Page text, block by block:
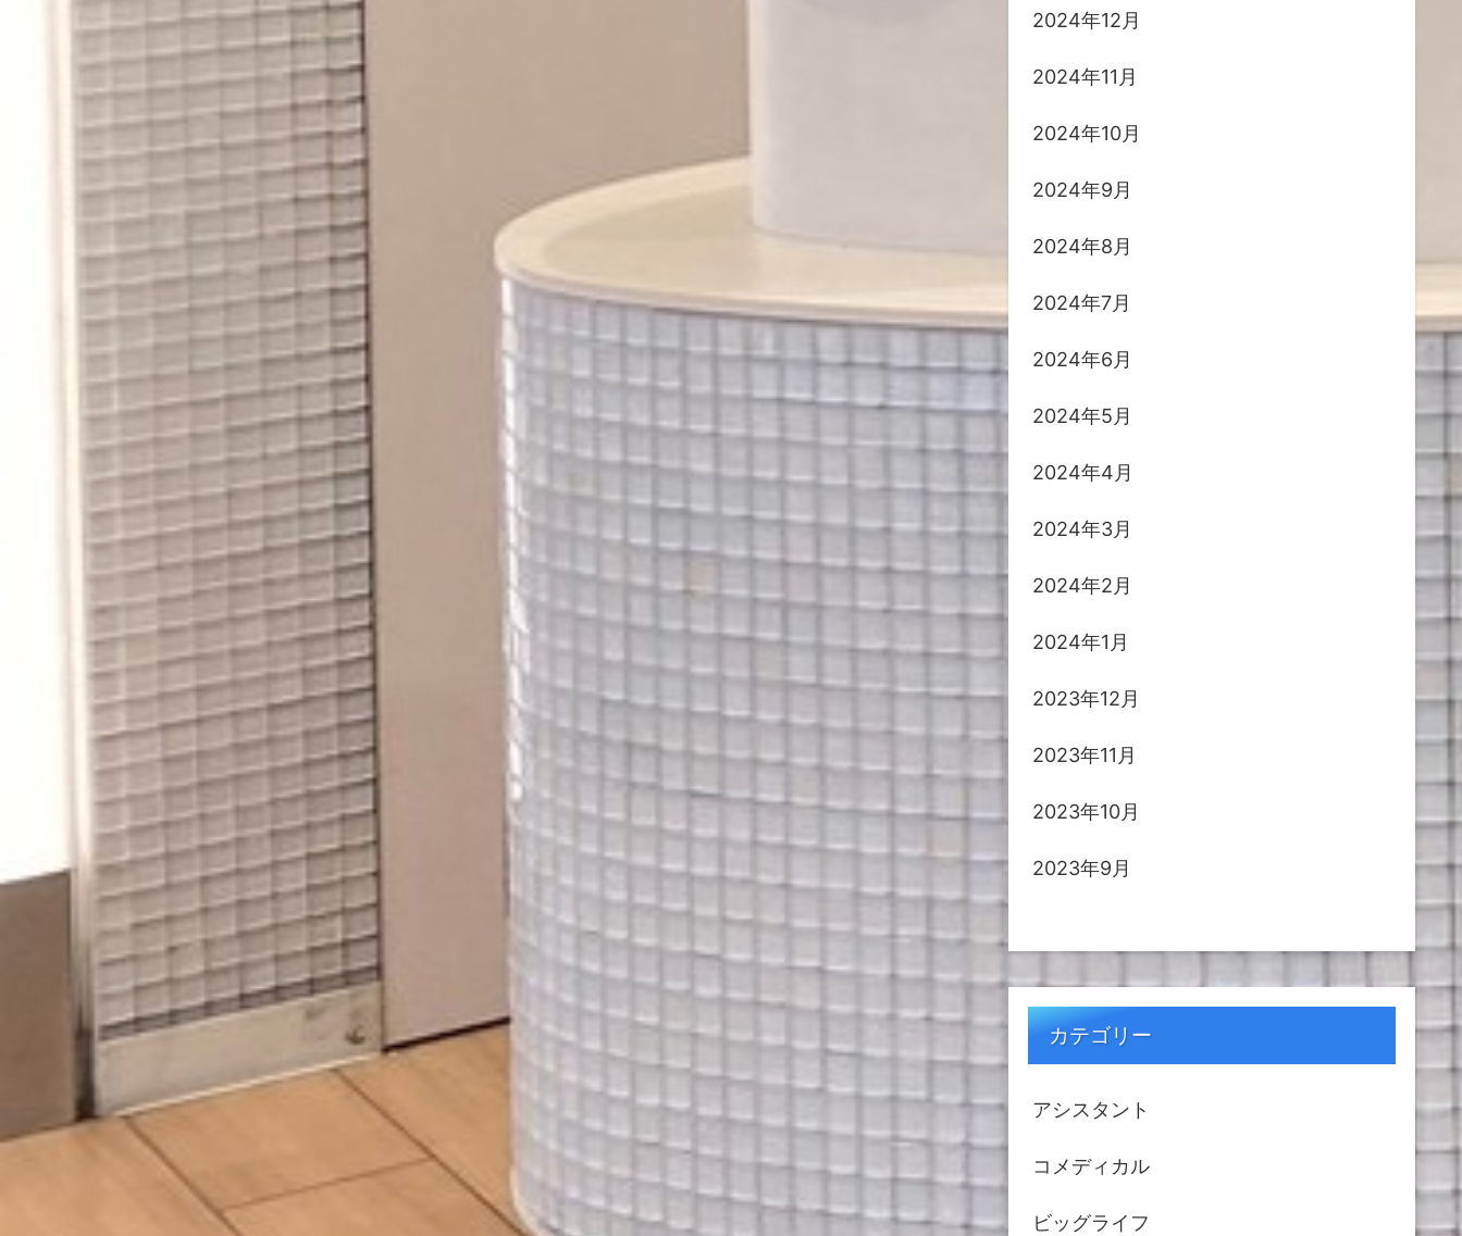
2024年12月
2024年11月
2024年10月
2024年9月
2024年8月
2024年7月
2024年6月
2024年5月
2024年4月
2024年3月
2024年2月
2024年1月
2023年12月
2023年11月
2023年10月
2023年9月
カテゴリー
アシスタント
コメディカル
ビッグライフ